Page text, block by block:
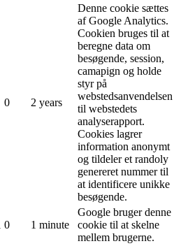
0 2 years
Denne cookie sættes
af Google Analytics.
Cookien bruges til at
beregne data om
besøgende, session,
camapign og holde
styr på
webstedsanvendelsen
til webstedets
analyserapport.
Cookies lagrer
information anonymt
og tildeler et randoly
genereret nummer til
at identificere unikke
besøgende.
0 1 minute
Google bruger denne
cookie til at skelne
mellem brugerne.